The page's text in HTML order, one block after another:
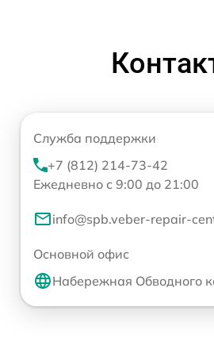
Служба поддержки
+7 (812) 214-73-42
Ежедневно с 9:00 до 21:00
info@spb.veber-repair-
Основной офис
Набережная Обводного